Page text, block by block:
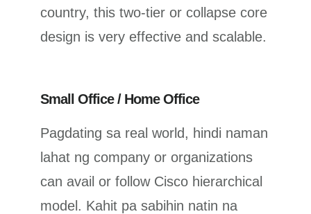
country, this two-tier or collapse core
design is very effective and scalable.
Small Office / Home Office
Pagdating sa real world, hindi naman
lahat ng company or organizations
can avail or follow Cisco hierarchical
model. Kahit pa sabihin natin na